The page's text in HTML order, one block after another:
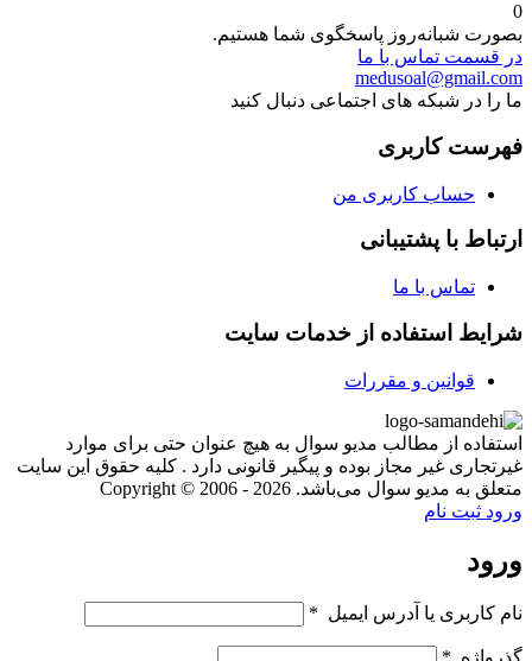
0
بصورت شبانه‌روز پاسخگوی شما هستیم.
در قسمت تماس با ما
medusoal@gmail.com
ما را در شبکه های اجتماعی دنبال کنید
فهرست کاربری
حساب کاربری من
ارتباط با پشتیبانی
تماس با ما
شرایط استفاده از خدمات سایت
قوانین و مقررات
استفاده از مطالب مدیو سوال به هیچ عنوان حتی برای موارد
غیرتجاری غیر مجاز بوده و پیگیر قانونی دارد . کلیه حقوق این سایت
متعلق به مدیو سوال می‌باشد. Copyright © 2006 - 2026
ورود ثبت نام
ورود
نام کاربری یا آدرس ایمیل *